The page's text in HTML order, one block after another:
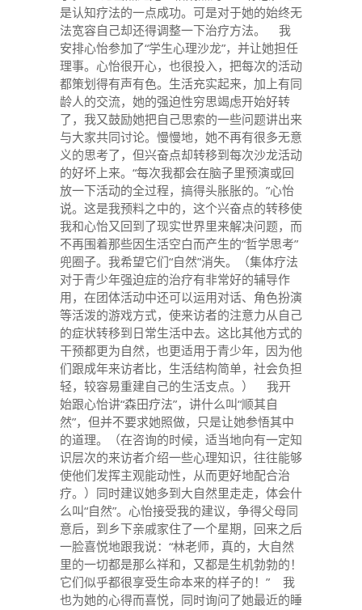
是认知疗法的一点成功。可是对于她的始终无
法宽容自己却还得调整一下治疗方法。 我
安排心怡参加了“学生心理沙龙”，并让她担任
理事。心怡很开心，也很投入，把每次的活动
都策划得有声有色。生活充实起来，加上有同
龄人的交流，她的强迫性穷思竭虑开始好转
了，我又鼓励她把自己思索的一些问题讲出来
与大家共同讨论。慢慢地，她不再有很多无意
义的思考了，但兴奋点却转移到每次沙龙活动
的好坏上来。“每次我都会在脑子里预演或回
放一下活动的全过程，搞得头胀胀的。”心怡
说。这是我预料之中的，这个兴奋点的转移使
我和心怡又回到了现实世界里来解决问题，而
不再围着那些因生活空白而产生的“哲学思考”
兜圈子。我希望它们“自然”消失。（集体疗法
对于青少年强迫症的治疗有非常好的辅导作
用，在团体活动中还可以运用对话、角色扮演
等活泼的游戏方式，使来访者的注意力从自己
的症状转移到日常生活中去。这比其他方式的
干预都更为自然，也更适用于青少年，因为他
们跟成年来访者比，生活结构简单，社会负担
轻，较容易重建自己的生活支点。） 我开
始跟心怡讲“森田疗法”，讲什么叫“顺其自
然”，但并不要求她照做，只是让她参悟其中
的道理。（在咨询的时候，适当地向有一定知
识层次的来访者介绍一些心理知识，往往能够
使他们发挥主观能动性，从而更好地配合治
疗。）同时建议她多到大自然里走走，体会什
么叫“自然”。心怡接受我的建议，争得父母同
意后，到乡下亲戚家住了一个星期，回来之后
一脸喜悦地跟我说：“林老师，真的，大自然
里的一切都是那么祥和，又都是生机勃勃的！
它们似乎都很享受生命本来的样子的！” 我
也为她的心得而喜悦，同时询问了她最近的睡